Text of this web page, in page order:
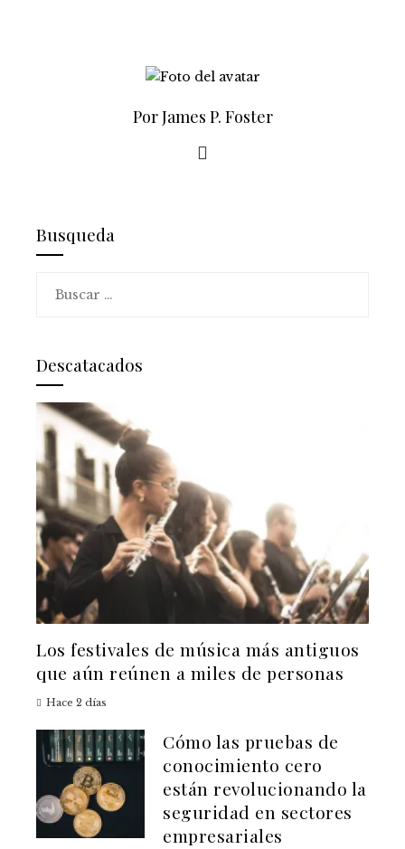
Por James P. Foster
Busqueda
Descatacados
Los festivales de música más antiguos
que aún reúnen a miles de personas
Hace 2 días
Cómo las pruebas de
conocimiento cero
están revolucionando la
seguridad en sectores
empresariales